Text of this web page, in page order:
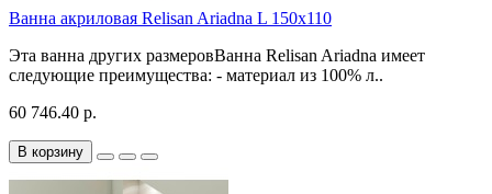
Ванна акриловая Relisan Ariadna L 150x110
Эта ванна других размеровВанна Relisan Ariadna имеет
следующие преимущества: - материал из 100% л..
60 746.40 р.
В корзину